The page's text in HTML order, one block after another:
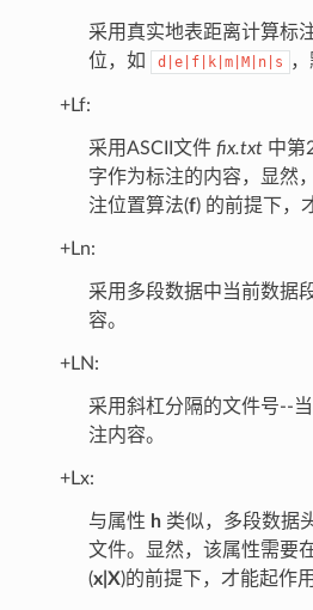
采用真实地表距离计算标
位，如
d|e|f|k|m|M|n|s
+Lf:
采用ASCII文件 fix.txt中第
字作为标注的内容，显然
注位置算法(f) 的前提下，
+Ln:
采用多段数据中当前数据
容。
+LN:
采用斜杠分隔的文件号--
注内容。
+Lx:
与属性 h类似，多段数据
文件。显然，该属性需要
(x|X)的前提下，才能起作用